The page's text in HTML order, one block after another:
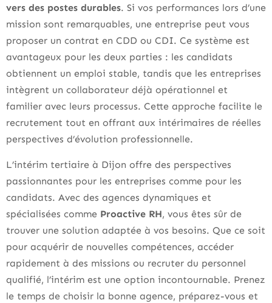
vers des postes durables. Si vos performances lors d’une
mission sont remarquables, une entreprise peut vous
proposer un contrat en CDD ou CDI. Ce système est
avantageux pour les deux parties : les candidats
obtiennent un emploi stable, tandis que les entreprises
intègrent un collaborateur déjà opérationnel et
familier avec leurs processus. Cette approche facilite le
recrutement tout en offrant aux intérimaires de réelles
perspectives d’évolution professionnelle.
L’intérim tertiaire à Dijon offre des perspectives
passionnantes pour les entreprises comme pour les
candidats. Avec des agences dynamiques et
spécialisées comme Proactive RH, vous êtes sûr de
trouver une solution adaptée à vos besoins. Que ce soit
pour acquérir de nouvelles compétences, accéder
rapidement à des missions ou recruter du personnel
qualifié, l’intérim est une option incontournable. Prenez
le temps de choisir la bonne agence, préparez-vous et